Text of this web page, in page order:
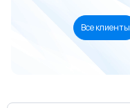
Все клиенты